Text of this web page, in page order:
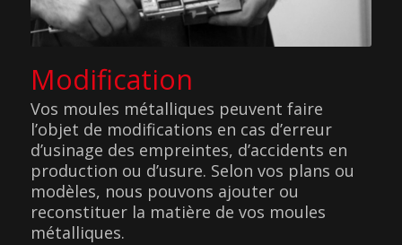
Modification
Vos moules métalliques peuvent faire
l’objet de modifications en cas d’erreur
d’usinage des empreintes, d’accidents en
production ou d’usure. Selon vos plans ou
modèles, nous pouvons ajouter ou
reconstituer la matière de vos moules
métalliques.